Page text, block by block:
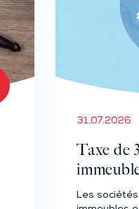
31.07.2026
Taxe de
Les